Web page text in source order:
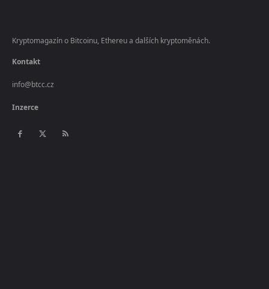
Kryptomagazín o Bitcoinu, Ethereu a dalších kryptoměnách.
Kontakt
info@btcc.cz
Inzerce